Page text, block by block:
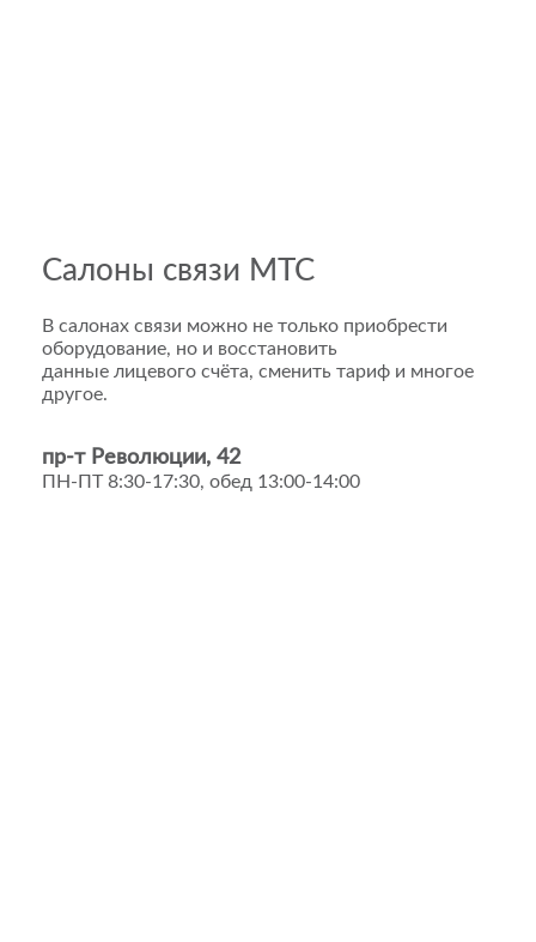
Салоны связи МТС
В салонах связи можно не только приобрести
оборудование, но и восстановить
данные лицевого счёта, сменить тариф и многое
другое.
пр-т Революции, 42
ПН-ПТ 8:30-17:30, обед 13:00-14:00